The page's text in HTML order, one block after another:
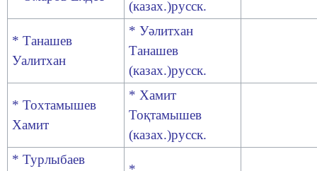
(казах.)русск.
* Танашев
Уалитхан
* Уәлитхан
Танашев
(казах.)русск.
* Тохтамышев
Хамит
* Хамит
Тоқтамышев
(казах.)русск.
* Турлыбаев